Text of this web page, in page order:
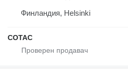
Финландия, Helsinki
COTAC